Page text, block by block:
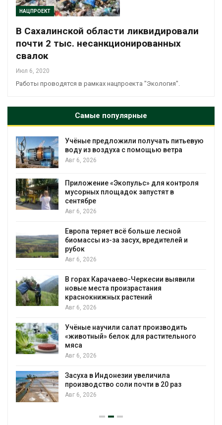
НАЦПРОЕКТ
В Сахалинской области ликвидировали
почти 2 тыс. несанкционированных
свалок
Июл 6, 2020
Работы проводятся в рамках нацпроекта "Экология".
Самые популярные
Учёные предложили получать питьевую
воду из воздуха с помощью ветра
Авг 6, 2026
Приложение «Экопульс» для контроля
мусорных площадок запустят в
сентябре
Авг 6, 2026
Европа теряет всё больше лесной
биомассы из-за засух, вредителей и
рубок
Авг 6, 2026
В горах Карачаево-Черкесии выявили
новые места произрастания
краснокнижных растений
Авг 6, 2026
Учёные научили салат производить
«животный» белок для растительного
мяса
Авг 6, 2026
Засуха в Индонезии увеличила
производство соли почти в 20 раз
Авг 6, 2026